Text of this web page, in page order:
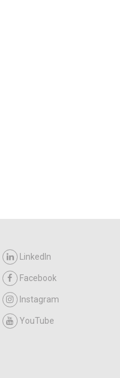
LinkedIn
Facebook
Instagram
YouTube